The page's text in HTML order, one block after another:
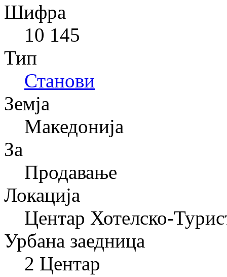
Шифра
10 145
Тип
Станови
Земја
Македонија
За
Продавање
Локација
Центар Хотелско-
Урбана заедница
2 Центар